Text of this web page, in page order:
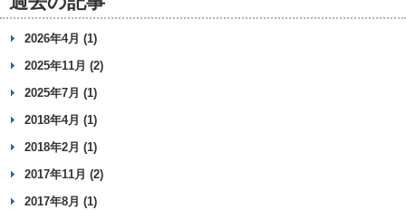
2026年4月 (1)
2025年11月 (2)
2025年7月 (1)
2018年4月 (1)
2018年2月 (1)
2017年11月 (2)
2017年8月 (1)